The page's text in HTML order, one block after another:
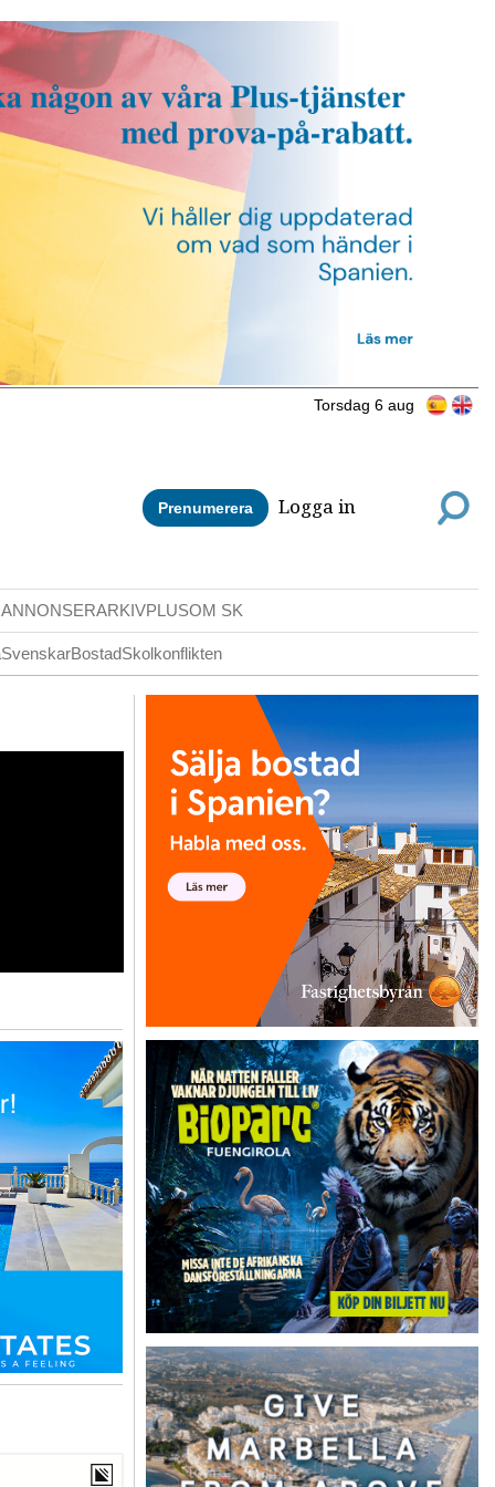
Torsdag 6 aug
Prenumerera Logga in
ARKIVPLUSOM SK
SvenskarBostadSkolkonflikten